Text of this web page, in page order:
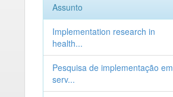
Assunto
Implementation research in
health...
Pesquisa de implementação em
serv...